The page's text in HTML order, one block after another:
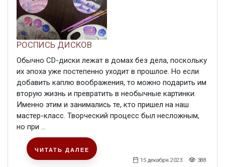
РОСПИСЬ ДИСКОВ
Обычно CD-диски лежат в домах без дела, поскольку
их эпоха уже постепенно уходит в прошлое. Но если
добавить каплю воображения, то можно подарить им
вторую жизнь и превратить в необычные картинки.
Именно этим и занимались те, кто пришел на наш
мастер-класс. Творческий процесс был несложным,
но при ...
15 декабря 2023 388
ЧИТАТЬ ДАЛЕЕ